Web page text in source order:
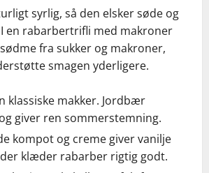
syrlig, så den elsker søde og
en rabarbertrifli med makroner
fra sukker og makroner,
smagen yderligere.
klassiske makker. Jordbær
giver ren sommerstemning.
kompot og creme giver vanilje
klæder rabarber rigtig godt.